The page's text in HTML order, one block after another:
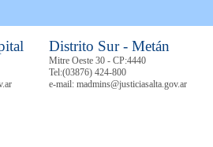
Distrito Sur - Metán
Mitre Oeste 30 - CP:4440
Tel:(03876) 424-800
e-mail: madmins@justiciasalta.gov.ar